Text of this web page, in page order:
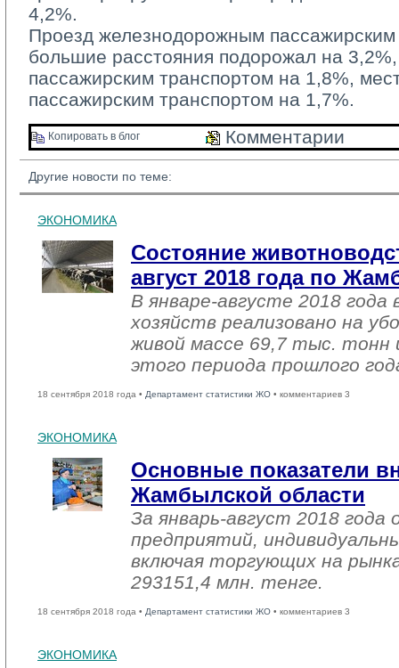
4,2%.
Проезд железнодорожным
большие расстояния подорожал на
пассажирским транспортом на 1,8%,
пассажирским транспортом на 1,7%.
Копировать в блог Комментарии
Другие новости по теме:
ЭКОНОМИКА
Состояние
август 2018 года по
В январе-августе 2018 года
хозяйств реализовано на
живой массе 69,7 тыс. тонн
этого периода прошлого
18 сентября 2018 года • Департамент статистики ЖО • комментариев 3
ЭКОНОМИКА
Основные показатели
Жамбылской области
За январь-август 2018
предприятий,
включая торгующих на
293151,4 млн. тенге.
18 сентября 2018 года • Департамент статистики ЖО • комментариев 3
ЭКОНОМИКА